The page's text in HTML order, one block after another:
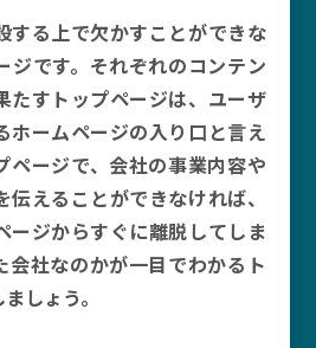
する上で欠かすことができな
ジです。それぞれのコンテン
たすトップページは、ユーザ
ホームページの入り口と言え
ページで、会社の事業内容や
えることができなければ、
ージからすぐに離脱してしま
会社なのかが一目でわかるト
しょう。